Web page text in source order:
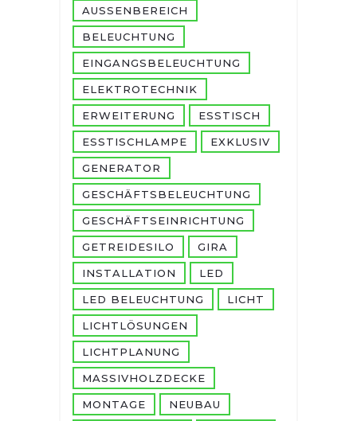
AUSSENBEREICH
BELEUCHTUNG
EINGANGSBELEUCHTUNG
ELEKTROTECHNIK
ERWEITERUNG ESSTISCH
ESSTISCHLAMPE EXKLUSIV
GENERATOR
GESCHÄFTSBELEUCHTUNG
GESCHÄFTSEINRICHTUNG
GETREIDESILO GIRA
INSTALLATION LED
LED BELEUCHTUNG LICHT
LICHTLÖSUNGEN
LICHTPLANUNG
MASSIVHOLZDECKE
MONTAGE NEUBAU